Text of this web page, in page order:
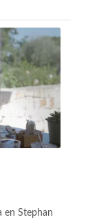
en Stephan